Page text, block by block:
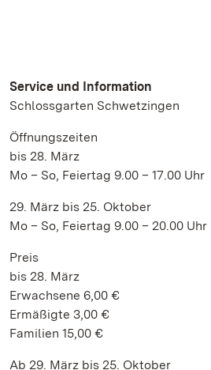
Service und Information
Schlossgarten Schwetzingen
Öffnungszeiten
bis 28. März
Mo – So, Feiertag 9.00 – 17.00 Uhr
29. März bis 25. Oktober
Mo – So, Feiertag 9.00 – 20.00 Uhr
Preis
bis 28. März
Erwachsene 6,00 €
Ermäßigte 3,00 €
Familien 15,00 €
Ab 29. März bis 25. Oktober